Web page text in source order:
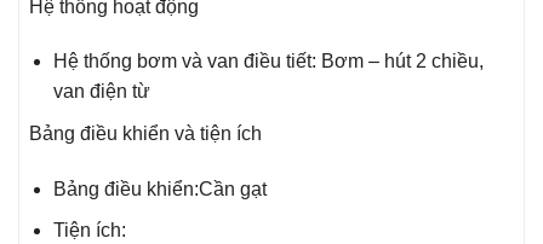
Hệ thống hoạt động
Hệ thống bơm và van điều tiết: Bơm – hút 2 chiều,
van điện từ
Bảng điều khiển và tiện ích
Bảng điều khiển:Cần gạt
Tiện ích: